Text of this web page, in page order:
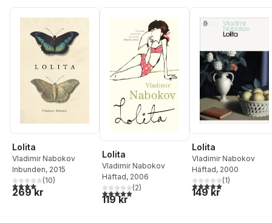
Lolita
Vladimir Nabokov
Inbunden, 2015
4,1utav 5 stjärnor. Totalt antal röster:
(10)
269 kr
Lolita
Vladimir Nabokov
Häftad, 2006
5,0utav 5 stjärnor. Totalt antal röster:
(2)
119 kr
Lolita
Vladimir Nabokov
Häftad, 2000
5,0utav 5 stjärnor.
(1)
149 kr